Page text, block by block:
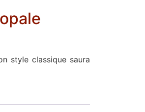
style classique saura